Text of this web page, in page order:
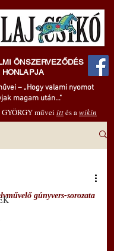
ÖNSZERVEZŐDÉS
HONLAPJA
– „Hogy valami nyomot
magam után..."
művei ittés awikin
gúnyvers-sorozata